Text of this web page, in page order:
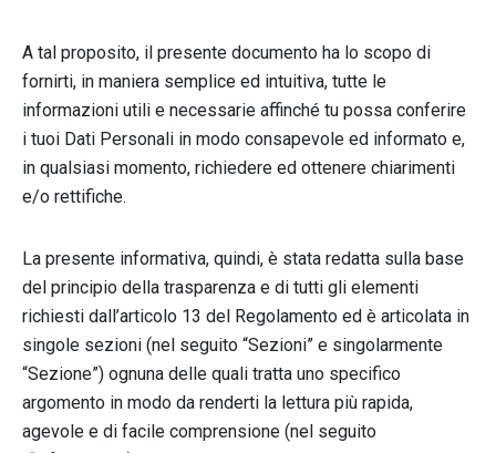
A tal proposito, il presente documento ha lo scopo di
fornirti, in maniera semplice ed intuitiva, tutte le
informazioni utili e necessarie affinché tu possa conferire
i tuoi Dati Personali in modo consapevole ed informato e,
in qualsiasi momento, richiedere ed ottenere chiarimenti
e/o rettifiche.
La presente informativa, quindi, è stata redatta sulla base
del principio della trasparenza e di tutti gli elementi
richiesti dall’articolo 13 del Regolamento ed è articolata in
singole sezioni (nel seguito “Sezioni” e singolarmente
“Sezione”) ognuna delle quali tratta uno specifico
argomento in modo da renderti la lettura più rapida,
agevole e di facile comprensione (nel seguito